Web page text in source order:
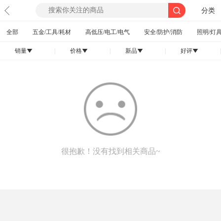
分类
全部 五金/工具/耗材 高低压/电工/电气 安全/防护/消防 照明/灯
销量󰄢 价格󰄢 新品󰄢 好评󰄢
很抱歉！没有找到相关商品~